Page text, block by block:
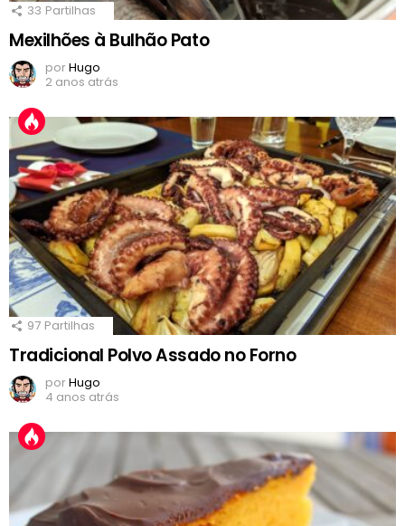
33 Partilhas
Mexilhões à Bulhão Pato
porHugo
2 anos atrás
97 Partilhas
Tradicional Polvo Assado no Forno
porHugo
4 anos atrás